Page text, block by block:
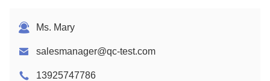
Ms. Mary
salesmanager@qc-test.com
13925747786